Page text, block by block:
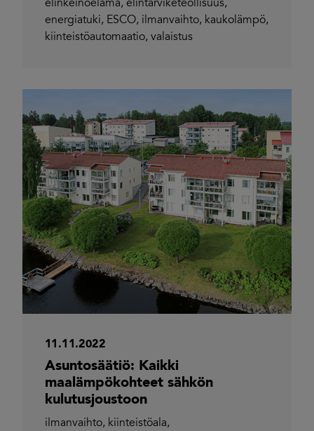
elinkeinoelämä, elintarviketeollisuus,
energiatuki, ESCO, ilmanvaihto, kaukolämpö,
kiinteistöautomaatio, valaistus
11.11.2022
Asuntosäätiö: Kaikki
maalämpökohteet sähkön
kulutusjoustoon
ilmanvaihto, kiinteistöala,